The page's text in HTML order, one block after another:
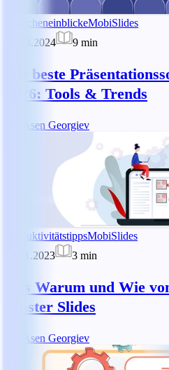
BrancheneinblickeMobiSlides
28.03.2024
9 min
Die beste
2026: Tools & Trends
Asen Georgiev
ProduktivitätstippsMobiSlides
05.11.2023
3 min
Das Warum und Wie
Master Slides
Asen Georgiev